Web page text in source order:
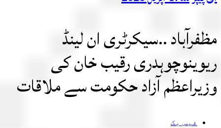
..سیکرٹری ان لینڈ
رقیب خان کی
آزاد حکومت سے ملاقات
فیس بک